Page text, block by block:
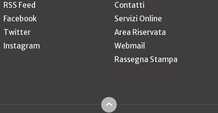
RSS Feed
Facebook
Twitter
Instagram
Contatti
Servizi Online
Area Riservata
Webmail
Rassegna Stampa